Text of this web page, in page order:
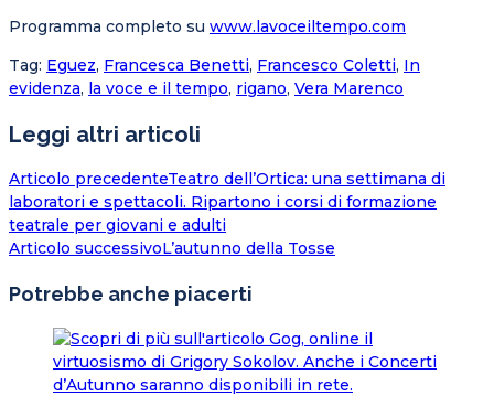
Programma completo su www.lavoceiltempo.com
Tag: Eguez, Francesca Benetti, Francesco Coletti, In
evidenza, la voce e il tempo, rigano, Vera Marenco
Leggi altri articoli
Articolo precedenteTeatro dell’Ortica: una settimana di
laboratori e spettacoli. Ripartono i corsi di formazione
teatrale per giovani e adulti
Articolo successivoL’autunno della Tosse
Potrebbe anche piacerti